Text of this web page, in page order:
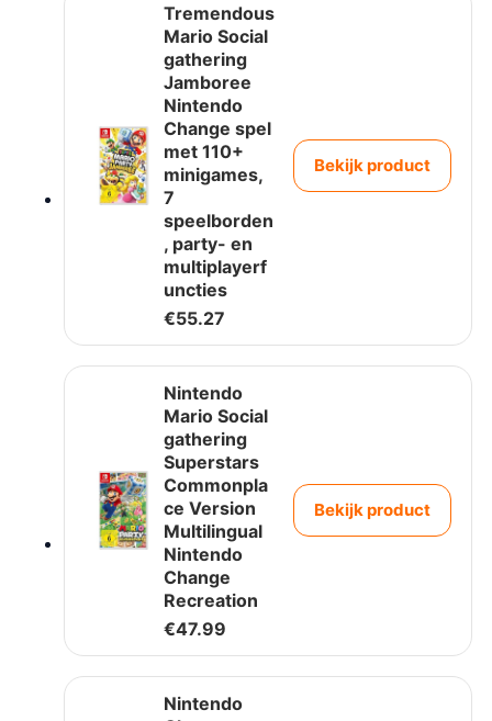
Tremendous
Mario Social
gathering
Jamboree
Nintendo
Change spel
met 110+
minigames,
7
speelborden
, party- en
multiplayerf
uncties
€55.27
Bekijk product
Nintendo
Mario Social
gathering
Superstars
Commonpla
ce Version
Multilingual
Nintendo
Change
Recreation
€47.99
Bekijk product
Nintendo